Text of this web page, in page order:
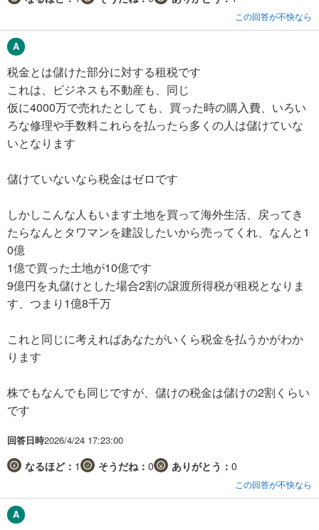
この回答が不快なら
税金とは儲けた部分に対する租税です
これは、ビジネスも不動産も、同じ
仮に4000万で売れたとしても、買った時の購入費、いろい
ろな修理や手数料これらを払ったら多くの人は儲けていな
いとなります
儲けていないなら税金はゼロです
しかしこんな人もいます土地を買って海外生活、戻ってき
たらなんとタワマンを建設したいから売ってくれ、なんと1
0億
1億で買った土地が10億です
9億円を丸儲けとした場合2割の譲渡所得税が租税となりま
す、つまり1億8千万
これと同じに考えればあなたがいくら税金を払うかがわか
ります
株でもなんでも同じですが、儲けの税金は儲けの2割くらい
です
回答日時2026/4/24 17:23:00
なるほど： 1 そうだね： 0 ありがとう： 0
この回答が不快なら